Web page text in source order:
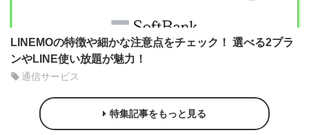
LINEMOの特徴や細かな注意点をチェック！ 選べる2プラ
ンやLINE使い放題が魅力！
通信サービス
特集記事をもっと見る